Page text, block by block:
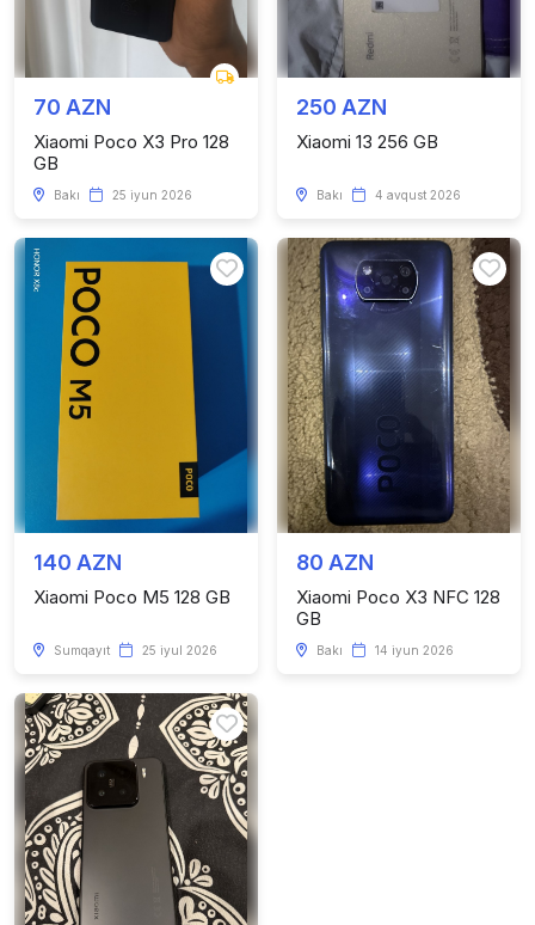
70 AZN
Xiaomi Poco X3 Pro 128
GB
Bakı 25 iyun 2026
250 AZN
Xiaomi 13 256 GB
Bakı 4 avqust 2026
140 AZN
Xiaomi Poco M5 128 GB
Sumqayıt 25 iyul 2026
80 AZN
Xiaomi Poco X3 NFC 128
GB
Bakı 14 iyun 2026